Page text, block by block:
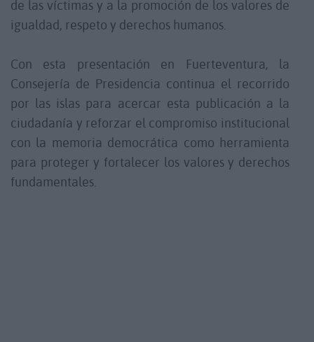
de las víctimas y a la promoción de los valores de
igualdad, respeto y derechos humanos.
Con esta presentación en Fuerteventura, la
Consejería de Presidencia continua el recorrido
por las islas para acercar esta publicación a la
ciudadanía y reforzar el compromiso institucional
con la memoria democrática como herramienta
para proteger y fortalecer los valores y derechos
fundamentales.